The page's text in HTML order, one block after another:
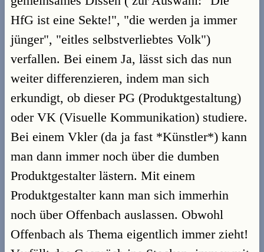
HfG ist eine Sekte!", "die werden ja immer
jünger", "eitles selbstverliebtes Volk")
verfallen. Bei einem Ja, lässt sich das nun
weiter differenzieren, indem man sich
erkundigt, ob dieser PG (Produktgestaltung)
oder VK (Visuelle Kommunikation) studiere.
Bei einem Vkler (da ja fast *Künstler*) kann
man dann immer noch über die dumben
Produktgestalter lästern. Mit einem
Produktgestalter kann man sich immerhin
noch über Offenbach auslassen. Obwohl
Offenbach als Thema eigentlich immer zieht!